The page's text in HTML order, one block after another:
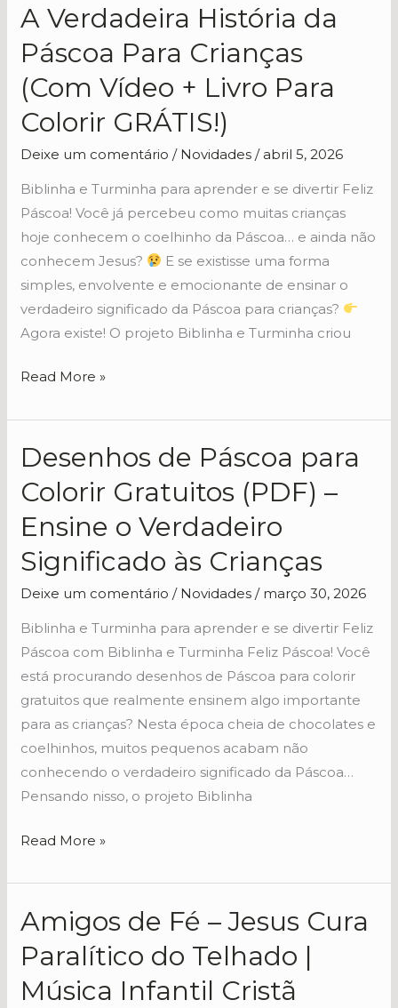
A Verdadeira História da
Páscoa Para Crianças
(Com Vídeo + Livro Para
Colorir GRÁTIS!)
Deixe um comentário / Novidades / abril 5, 2026
Biblinha e Turminha para aprender e se divertir Feliz
Páscoa! Você já percebeu como muitas crianças
hoje conhecem o coelhinho da Páscoa… e ainda não
conhecem Jesus?
E se existisse uma forma
simples, envolvente e emocionante de ensinar o
verdadeiro significado da Páscoa para crianças?
Agora existe! O projeto Biblinha e Turminha criou
A
História
da
Páscoa
Para
Crianças
Read More »
Desenhos de Páscoa para
Colorir Gratuitos (PDF) –
Ensine o Verdadeiro
Significado às Crianças
Deixe um comentário / Novidades / março 30, 2026
Biblinha e Turminha para aprender e se divertir Feliz
Páscoa com Biblinha e Turminha Feliz Páscoa! Você
está procurando desenhos de Páscoa para colorir
gratuitos que realmente ensinem algo importante
para as crianças? Nesta época cheia de chocolates e
coelhinhos, muitos pequenos acabam não
conhecendo o verdadeiro significado da Páscoa…
Pensando nisso, o projeto Biblinha
Desenhos
Páscoa
para
Colorir
Gratuitos
(PDF)
–
Ensine
Verdadeiro
Significado
Crianças
Read More »
Amigos de Fé – Jesus Cura
Paralítico do Telhado |
Música Infantil Cristã
Amigos
Fé
–